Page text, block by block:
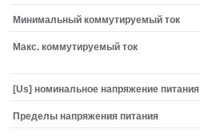
Минимальный коммутируемый ток
Макс. коммутируемый ток
[Us] номинальное напряжение питания
Пределы напряжения питания